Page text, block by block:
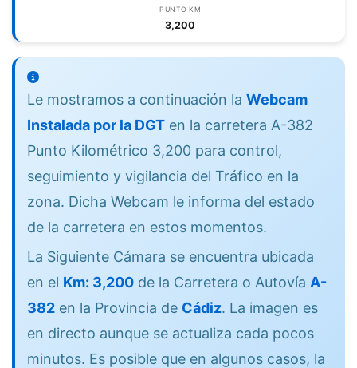
PUNTO KM
3,200
Le mostramos a continuación la Webcam
Instalada por la DGT en la carretera A-382
Punto Kilométrico 3,200 para control,
seguimiento y vigilancia del Tráfico en la
zona. Dicha Webcam le informa del estado
de la carretera en estos momentos.
La Siguiente Cámara se encuentra ubicada
en el Km: 3,200 de la Carretera o Autovía A-
382 en la Provincia de Cádiz. La imagen es
en directo aunque se actualiza cada pocos
minutos. Es posible que en algunos casos, la